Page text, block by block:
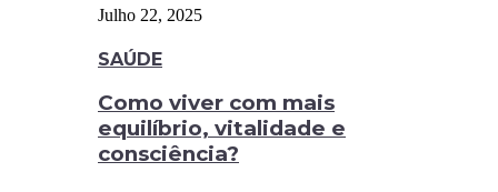
Julho 22, 2025
SAÚDE
Como viver com mais
equilíbrio, vitalidade e
consciência?